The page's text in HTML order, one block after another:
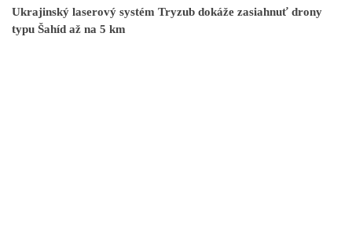
Ukrajinský laserový systém Tryzub dokáže zasiahnuť drony
typu Šahíd až na 5 km